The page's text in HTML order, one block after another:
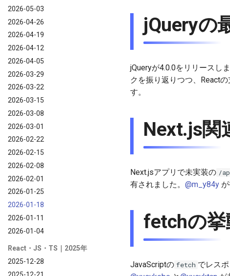
2026-05-03
2026-04-26
2026-04-19
2026-04-12
2026-04-05
2026-03-29
2026-03-22
2026-03-15
2026-03-08
2026-03-01
2026-02-22
2026-02-15
2026-02-08
2026-02-01
2026-01-25
2026-01-18
2026-01-11
2026-01-04
React・JS・TS｜2025年
2025-12-28
2025-12-21
jQueryの
jQueryが4.0.0をリリースしま
クを振り返りつつ、React
す。
Next.js関
Next.jsアプリで未実装の /
有されました。 @m_y84y
fetchの挙
JavaScriptの fetch でレス